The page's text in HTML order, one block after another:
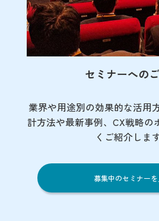
セミナーへの
業界や用途別の効果的な活用
計方法や最新事例、CX戦略の
くご紹介します
募集中のセミナーを